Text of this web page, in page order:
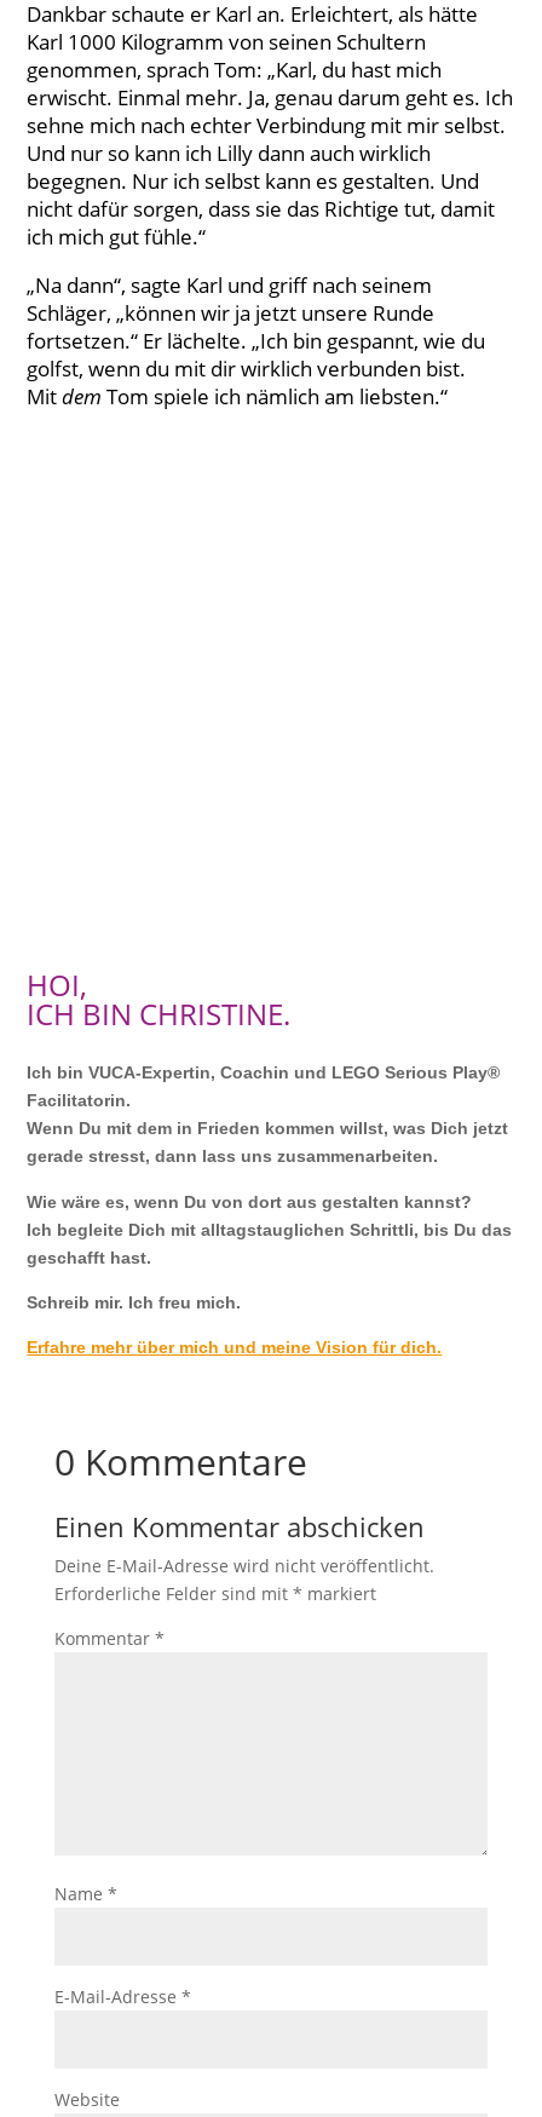
Dankbar schaute er Karl an. Erleichtert, als hätte
Karl 1000 Kilogramm von seinen Schultern
genommen, sprach Tom: „Karl, du hast mich
erwischt. Einmal mehr. Ja, genau darum geht es. Ich
sehne mich nach echter Verbindung mit mir selbst.
Und nur so kann ich Lilly dann auch wirklich
begegnen. Nur ich selbst kann es gestalten. Und
nicht dafür sorgen, dass sie das Richtige tut, damit
ich mich gut fühle.“
„Na dann“, sagte Karl und griff nach seinem
Schläger, „können wir ja jetzt unsere Runde
fortsetzen.“ Er lächelte. „Ich bin gespannt, wie du
golfst, wenn du mit dir wirklich verbunden bist.
Mitdem Tom spiele ich nämlich am liebsten.“
HOI,
ICH BIN CHRISTINE.
Ich bin VUCA-Expertin, Coachin und LEGO Serious Play®
Facilitatorin.
Wenn Du mit dem in Frieden kommen willst, was Dich jetzt
gerade stresst, dann lass uns zusammenarbeiten.
Wie wäre es, wenn Du von dort aus gestalten kannst?
Ich begleite Dich mit alltagstauglichen Schrittli, bis Du das
geschafft hast.
Schreib mir. Ich freu mich.
Erfahre mehr über mich und meine Vision für dich.
0 Kommentare
Einen Kommentar abschicken
Deine E-Mail-Adresse wird nicht veröffentlicht.
Erforderliche Felder sind mit * markiert
Kommentar *
Name *
E-Mail-Adresse *
Website